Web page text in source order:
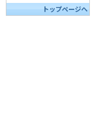
トップページへ